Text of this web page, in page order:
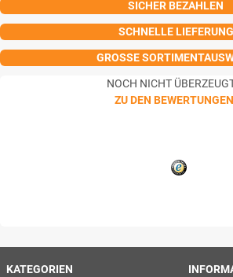
SICHER BEZAHLEN
SCHNELLE LIEFERUNG
GROSSE
NOCH NICHT
ZU DEN
KATEGORIEN